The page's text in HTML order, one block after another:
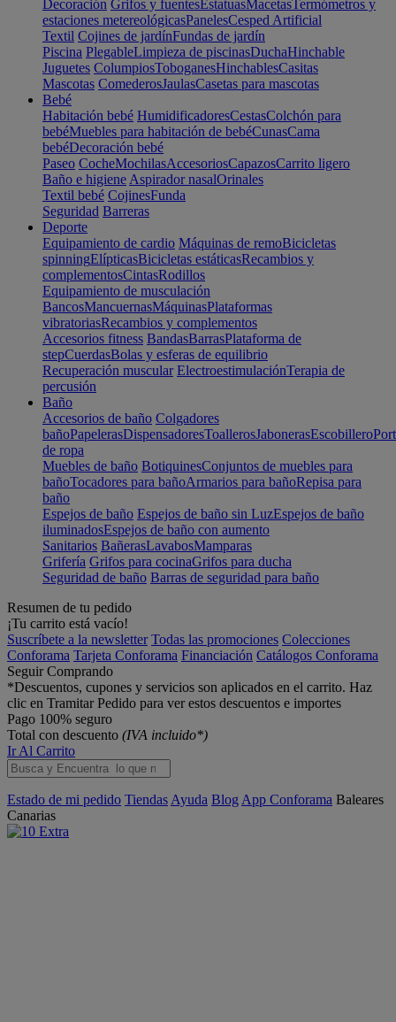
Decoración Grifos y fuentesEstatuasMacetasTermómetros y
estaciones metereológicasPanelesCesped Artificial
Textil Cojines de jardínFundas de jardín
Piscina PlegableLimpieza de piscinasDuchaHinchable
Juguetes ColumpiosToboganesHinchablesCasitas
Mascotas ComederosJaulasCasetas para mascotas
Bebé
Habitación bebé HumidificadoresCestasColchón para
bebéMuebles para habitación de bebéCunasCama
bebéDecoración bebé
Paseo CocheMochilasAccesoriosCapazosCarrito ligero
Baño e higiene Aspirador nasalOrinales
Textil bebé CojinesFunda
Seguridad Barreras
Deporte
Equipamiento de cardio Máquinas de remoBicicletas
spinningElípticasBicicletas estáticasRecambios y
complementosCintasRodillos
Equipamiento de musculación
BancosMancuernasMáquinasPlataformas
vibratoriasRecambios y complementos
Accesorios fitness BandasBarrasPlataforma de
stepCuerdasBolas y esferas de equilibrio
Recuperación muscular ElectroestimulaciónTerapia de
percusión
Baño
Accesorios de baño Colgadores
bañoPapelerasDispensadoresToallerosJabonerasEscobillero
de ropa
Muebles de baño BotiquinesConjuntos de muebles para
bañoTocadores para bañoArmarios para bañoRepisa para
baño
Espejos de baño Espejos de baño sin LuzEspejos de baño
iluminadosEspejos de baño con aumento
Sanitarios BañerasLavabosMamparas
Grifería Grifos para cocinaGrifos para ducha
Seguridad de baño Barras de seguridad para baño
Resumen de tu pedido
¡Tu carrito está vacío!
Suscríbete a la newsletter Todas las promociones Colecciones
Conforama Tarjeta Conforama Financiación Catálogos Conforama
Seguir Comprando
*Descuentos, cupones y servicios son aplicados en el carrito. Haz
clic en Tramitar Pedido para ver estos descuentos e importes
Pago 100% seguro
Total con descuento (IVA incluido*)
Ir Al Carrito
Estado de mi pedido Tiendas Ayuda Blog App Conforama Baleares
Canarias